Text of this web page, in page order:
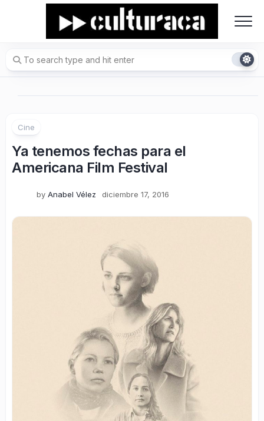
Cine
Ya tenemos fechas para el
Americana Film Festival
by Anabel Vélez diciembre 17, 2016